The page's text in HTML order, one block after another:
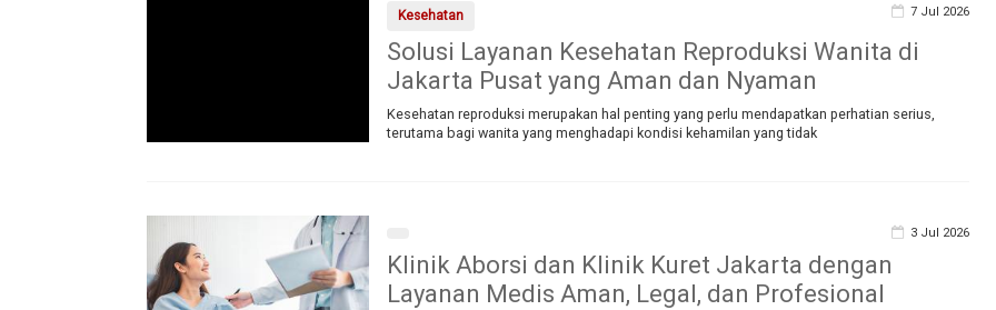
Kesehatan 7 Jul 2026
Solusi Layanan Kesehatan Reproduksi Wanita di
Jakarta Pusat yang Aman dan Nyaman
Kesehatan reproduksi merupakan hal penting yang perlu mendapatkan perhatian serius,
terutama bagi wanita yang menghadapi kondisi kehamilan yang tidak
3 Jul 2026
Klinik Aborsi dan Klinik Kuret Jakarta dengan
Layanan Medis Aman, Legal, dan Profesional